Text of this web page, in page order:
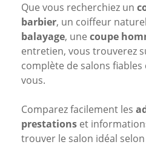
Que vous recherchiez un
barbier, un coiffeur
balayage, une coupe
entretien, vous trouverez
complète de salons
vous.
Comparez facilement les
prestations et
trouver le salon idéal